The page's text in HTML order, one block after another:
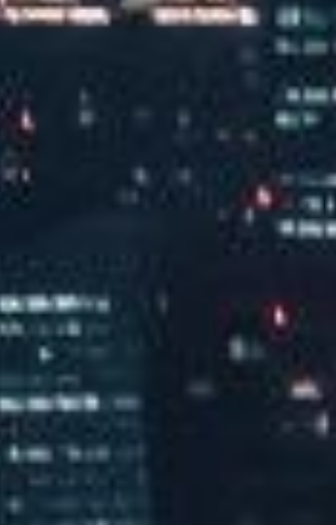
汽水音乐嘉年华